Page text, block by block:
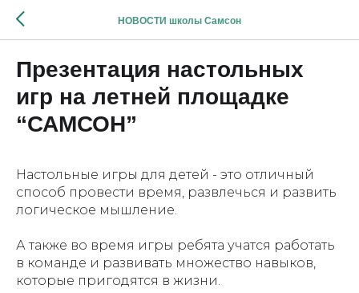
НОВОСТИ школы Самсон
Презентация настольных
игр на летней площадке
“САМСОН”
Настольные игры для детей - это отличный
способ провести время, развлечься и развить
логическое мышление.
А также во время игры ребята учатся работать
в команде и развивать множество навыков,
которые пригодятся в жизни.